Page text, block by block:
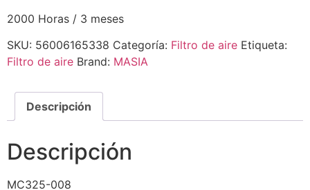
2000 Horas / 3 meses
SKU: 56006165338 Categoría: Filtro de aire Etiqueta:
Filtro de aire Brand: MASIA
Descripción
Descripción
MC325-008